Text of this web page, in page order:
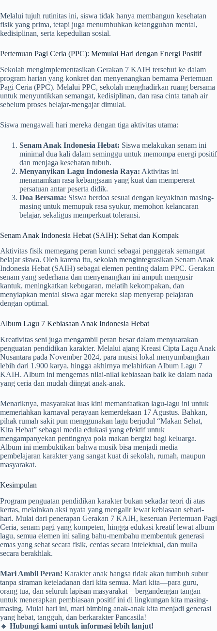
Melalui tujuh rutinitas ini, siswa tidak hanya membangun kesehatan
fisik yang prima, tetapi juga menumbuhkan ketangguhan mental,
kedisiplinan, serta kepedulian sosial.
Pertemuan Pagi Ceria (PPC): Memulai Hari dengan Energi Positif
Sekolah mengimplementasikan Gerakan 7 KAIH tersebut ke dalam
program harian yang konkret dan menyenangkan bernama Pertemuan
Pagi Ceria (PPC). Melalui PPC, sekolah menghadirkan ruang bersama
untuk menyuntikkan semangat, kedisiplinan, dan rasa cinta tanah air
sebelum proses belajar-mengajar dimulai.
Siswa mengawali hari mereka dengan tiga aktivitas utama:
Senam Anak Indonesia Hebat: Siswa melakukan senam ini
minimal dua kali dalam seminggu untuk memompa energi positif
dan menjaga kesehatan tubuh.
Menyanyikan Lagu Indonesia Raya: Aktivitas ini
menanamkan rasa kebangsaan yang kuat dan mempererat
persatuan antar peserta didik.
Doa Bersama: Siswa berdoa sesuai dengan keyakinan masing-
masing untuk memupuk rasa syukur, memohon kelancaran
belajar, sekaligus memperkuat toleransi.
Senam Anak Indonesia Hebat (SAIH): Sehat dan Kompak
Aktivitas fisik memegang peran kunci sebagai penggerak semangat
belajar siswa. Oleh karena itu, sekolah mengintegrasikan Senam Anak
Indonesia Hebat (SAIH) sebagai elemen penting dalam PPC. Gerakan
senam yang sederhana dan menyenangkan ini ampuh mengusir
kantuk, meningkatkan kebugaran, melatih kekompakan, dan
menyiapkan mental siswa agar mereka siap menyerap pelajaran
dengan optimal.
Album Lagu 7 Kebiasaan Anak Indonesia Hebat
Kreativitas seni juga mengambil peran besar dalam menyuarakan
penguatan pendidikan karakter. Melalui ajang Kreasi Cipta Lagu Anak
Nusantara pada November 2024, para musisi lokal menyumbangkan
lebih dari 1.900 karya, hingga akhirnya melahirkan Album Lagu 7
KAIH. Album ini mengemas nilai-nilai kebiasaan baik ke dalam nada
yang ceria dan mudah diingat anak-anak.
Menariknya, masyarakat luas kini memanfaatkan lagu-lagu ini untuk
memeriahkan karnaval perayaan kemerdekaan 17 Agustus. Bahkan,
pihak rumah sakit pun menggunakan lagu berjudul “Makan Sehat,
Kita Hebat” sebagai media edukasi yang efektif untuk
mengampanyekan pentingnya pola makan bergizi bagi keluarga.
Album ini membuktikan bahwa musik bisa menjadi media
pembelajaran karakter yang sangat kuat di sekolah, rumah, maupun
masyarakat.
Kesimpulan
Program penguatan pendidikan karakter bukan sekadar teori di atas
kertas, melainkan aksi nyata yang mengalir lewat kebiasaan sehari-
hari. Mulai dari penerapan Gerakan 7 KAIH, keseruan Pertemuan Pagi
Ceria, senam pagi yang kompeten, hingga edukasi kreatif lewat album
lagu, semua elemen ini saling bahu-membahu membentuk generasi
emas yang sehat secara fisik, cerdas secara intelektual, dan mulia
secara berakhlak.
Mari Ambil Peran! Karakter anak bangsa tidak akan tumbuh subur
tanpa siraman keteladanan dari kita semua. Mari kita—para guru,
orang tua, dan seluruh lapisan masyarakat—bergandengan tangan
untuk menerapkan pembiasaan positif ini di lingkungan kita masing-
masing. Mulai hari ini, mari bimbing anak-anak kita menjadi generasi
yang hebat, tangguh, dan berkarakter Pancasila!
🔹 Hubungi kami untuk informasi lebih lanjut!